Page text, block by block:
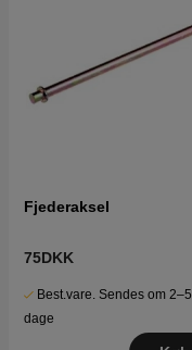
Fjederaksel
75DKK
Best.vare. Sendes om 2–5
dage